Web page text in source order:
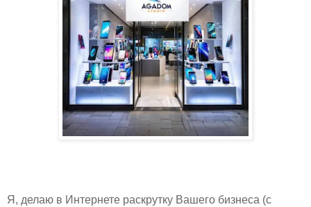
Я, делаю в Интернете раскрутку Вашего бизнеса (с